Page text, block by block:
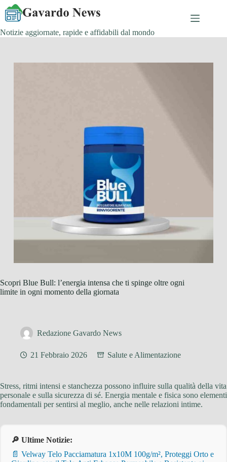
Salta
contenuto
Notizie aggiornate, rapide e affidabili dal mondo
Scopri Blue Bull: l’energia intensa che ti spinge oltre ogni
limite in ogni momento della giornata
Redazione Gavardo News
21 Febbraio 2026 Salute e Alimentazione
Stress, ritmi intensi e stanchezza possono influire sulla qualità della vita
personale e sulla sicurezza di sé. Energia mentale e fisica sono elementi
fondamentali per sentirsi al meglio, anche nelle relazioni intime.
🔎 Ultime Notizie:
📄 Velway Telo Pacciamatura 1x10M 100g/m², Proteggi Orto e